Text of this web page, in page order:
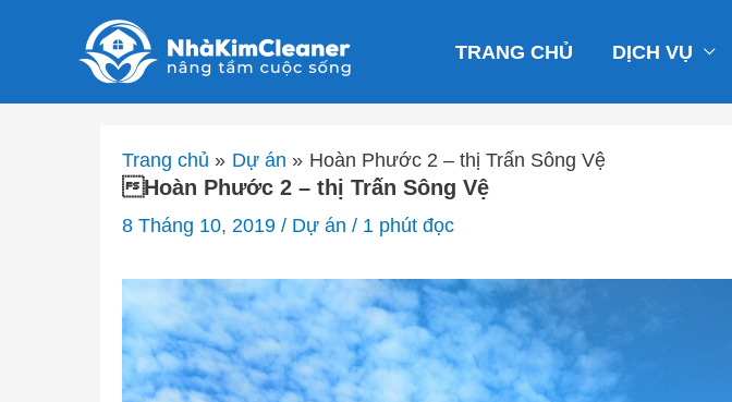
dung
TRANG CHỦ DỊCH VỤ
Trang chủ Dự án Hoàn Phước 2 – thị Trấn Sông Vệ
Hoàn Phước 2 – thị Trấn Sông Vệ
8 Tháng 10, 2019 / Dự án / 1 phút đọc